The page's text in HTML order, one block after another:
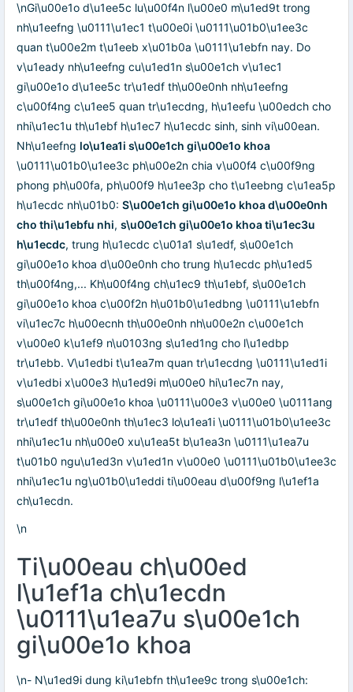
\nGi\u00e1o d\u1ee5c lu\u00f4n l\u00e0 m\u1ed9t trong
nh\u1eefng \u0111\u1ec1 t\u00e0i \u0111\u01b0\u1ee3c
quan t\u00e2m t\u1eeb x\u01b0a \u0111\u1ebfn nay. Do
v\u1eady nh\u1eefng cu\u1ed1n s\u00e1ch v\u1ec1
gi\u00e1o d\u1ee5c tr\u1edf th\u00e0nh nh\u1eefng
c\u00f4ng c\u1ee5 quan tr\u1ecdng, h\u1eefu \u00edch cho
nhi\u1ec1u th\u1ebf h\u1ec7 h\u1ecdc sinh, sinh vi\u00ean.
Nh\u1eefng lo\u1ea1i s\u00e1ch gi\u00e1o khoa
\u0111\u01b0\u1ee3c ph\u00e2n chia v\u00f4 c\u00f9ng
phong ph\u00fa, ph\u00f9 h\u1ee3p cho t\u1eebng c\u1ea5p
h\u1ecdc nh\u01b0: S\u00e1ch gi\u00e1o khoa d\u00e0nh
cho thi\u1ebfu nhi, s\u00e1ch gi\u00e1o khoa ti\u1ec3u
h\u1ecdc, trung h\u1ecdc c\u01a1 s\u1edf, s\u00e1ch
gi\u00e1o khoa d\u00e0nh cho trung h\u1ecdc ph\u1ed5
th\u00f4ng,... Kh\u00f4ng ch\u1ec9 th\u1ebf, s\u00e1ch
gi\u00e1o khoa c\u00f2n h\u01b0\u1edbng \u0111\u1ebfn
vi\u1ec7c h\u00ecnh th\u00e0nh nh\u00e2n c\u00e1ch
v\u00e0 k\u1ef9 n\u0103ng s\u1ed1ng cho l\u1edbp
tr\u1ebb. V\u1edbi t\u1ea7m quan tr\u1ecdng \u0111\u1ed1i
v\u1edbi x\u00e3 h\u1ed9i m\u00e0 hi\u1ec7n nay,
s\u00e1ch gi\u00e1o khoa \u0111\u00e3 v\u00e0 \u0111ang
tr\u1edf th\u00e0nh th\u1ec3 lo\u1ea1i \u0111\u01b0\u1ee3c
nhi\u1ec1u nh\u00e0 xu\u1ea5t b\u1ea3n \u0111\u1ea7u
t\u01b0 ngu\u1ed3n v\u1ed1n v\u00e0 \u0111\u01b0\u1ee3c
nhi\u1ec1u ng\u01b0\u1eddi ti\u00eau d\u00f9ng l\u1ef1a
ch\u1ecdn.
\n
Ti\u00eau ch\u00ed
l\u1ef1a ch\u1ecdn
\u0111\u1ea7u s\u00e1ch
gi\u00e1o khoa
\n- N\u1ed9i dung ki\u1ebfn th\u1ee9c trong s\u00e1ch: